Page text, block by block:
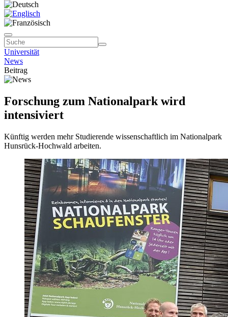
Universität
News
Beitrag
Forschung zum Nationalpark wird
intensiviert
Künftig werden mehr Studierende wissenschaftlich im Nationalpark
Hunsrück-Hochwald arbeiten.